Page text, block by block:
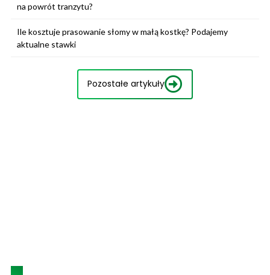
na powrót tranzytu?
Ile kosztuje prasowanie słomy w małą kostkę? Podajemy
aktualne stawki
Pozostałe artykuły